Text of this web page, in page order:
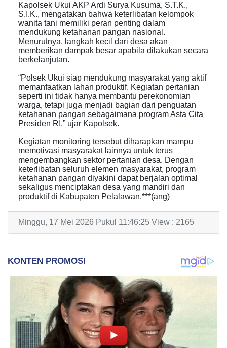
Kapolsek Ukui AKP Ardi Surya Kusuma, S.T.K.,
S.I.K., mengatakan bahwa keterlibatan kelompok
wanita tani memiliki peran penting dalam
mendukung ketahanan pangan nasional.
Menurutnya, langkah kecil dari desa akan
memberikan dampak besar apabila dilakukan secara
berkelanjutan.
“Polsek Ukui siap mendukung masyarakat yang aktif
memanfaatkan lahan produktif. Kegiatan pertanian
seperti ini tidak hanya membantu perekonomian
warga, tetapi juga menjadi bagian dari penguatan
ketahanan pangan sebagaimana program Asta Cita
Presiden RI,” ujar Kapolsek.
Kegiatan monitoring tersebut diharapkan mampu
memotivasi masyarakat lainnya untuk terus
mengembangkan sektor pertanian desa. Dengan
keterlibatan seluruh elemen masyarakat, program
ketahanan pangan diyakini dapat berjalan optimal
sekaligus menciptakan desa yang mandiri dan
produktif di Kabupaten Pelalawan.***(ang)
Minggu, 17 Mei 2026 Pukul 11:46:25 View : 2165